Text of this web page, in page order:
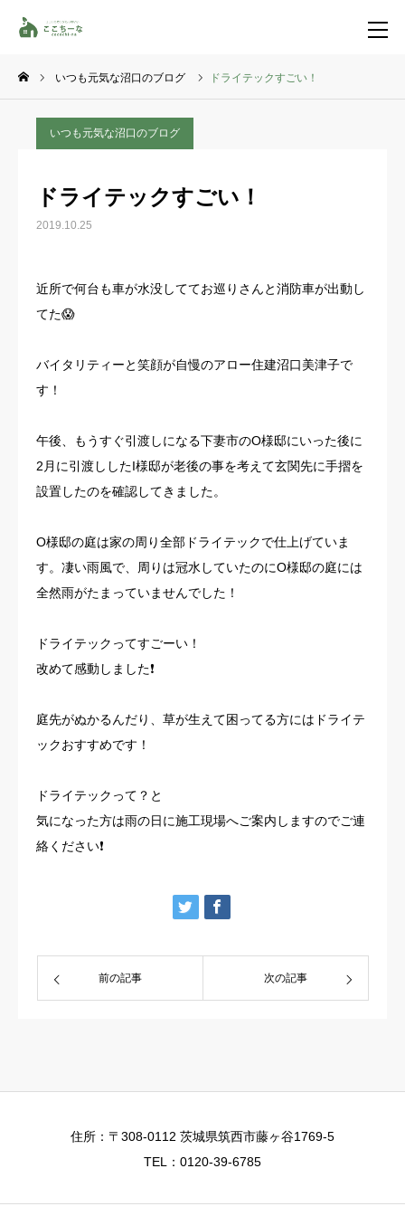
いつも元気な沼口のブログ ドライテックすごい！
いつも元気な沼口のブログ
ドライテックすごい！
2019.10.25
近所で何台も車が水没しててお巡りさんと消防車が出動し
てた😱
バイタリティーと笑顔が自慢のアロー住建沼口美津子で
す！
午後、もうすぐ引渡しになる下妻市のO様邸にいった後に
2月に引渡ししたI様邸が老後の事を考えて玄関先に手摺を
設置したのを確認してきました。
O様邸の庭は家の周り全部ドライテックで仕上げていま
す。凄い雨風で、周りは冠水していたのにO様邸の庭には
全然雨がたまっていませんでした！
ドライテックってすごーい！
改めて感動しました❗️
庭先がぬかるんだり、草が生えて困ってる方にはドライテ
ックおすすめです！
ドライテックって？と
気になった方は雨の日に施工現場へご案内しますのでご連
絡ください❗️
前の記事 次の記事
住所：〒308-0112 茨城県筑西市藤ヶ谷1769-5
TEL：0120-39-6785
お問い合わせ
LINE登録
施工事例
お客様の声
よくある質問
会社概要